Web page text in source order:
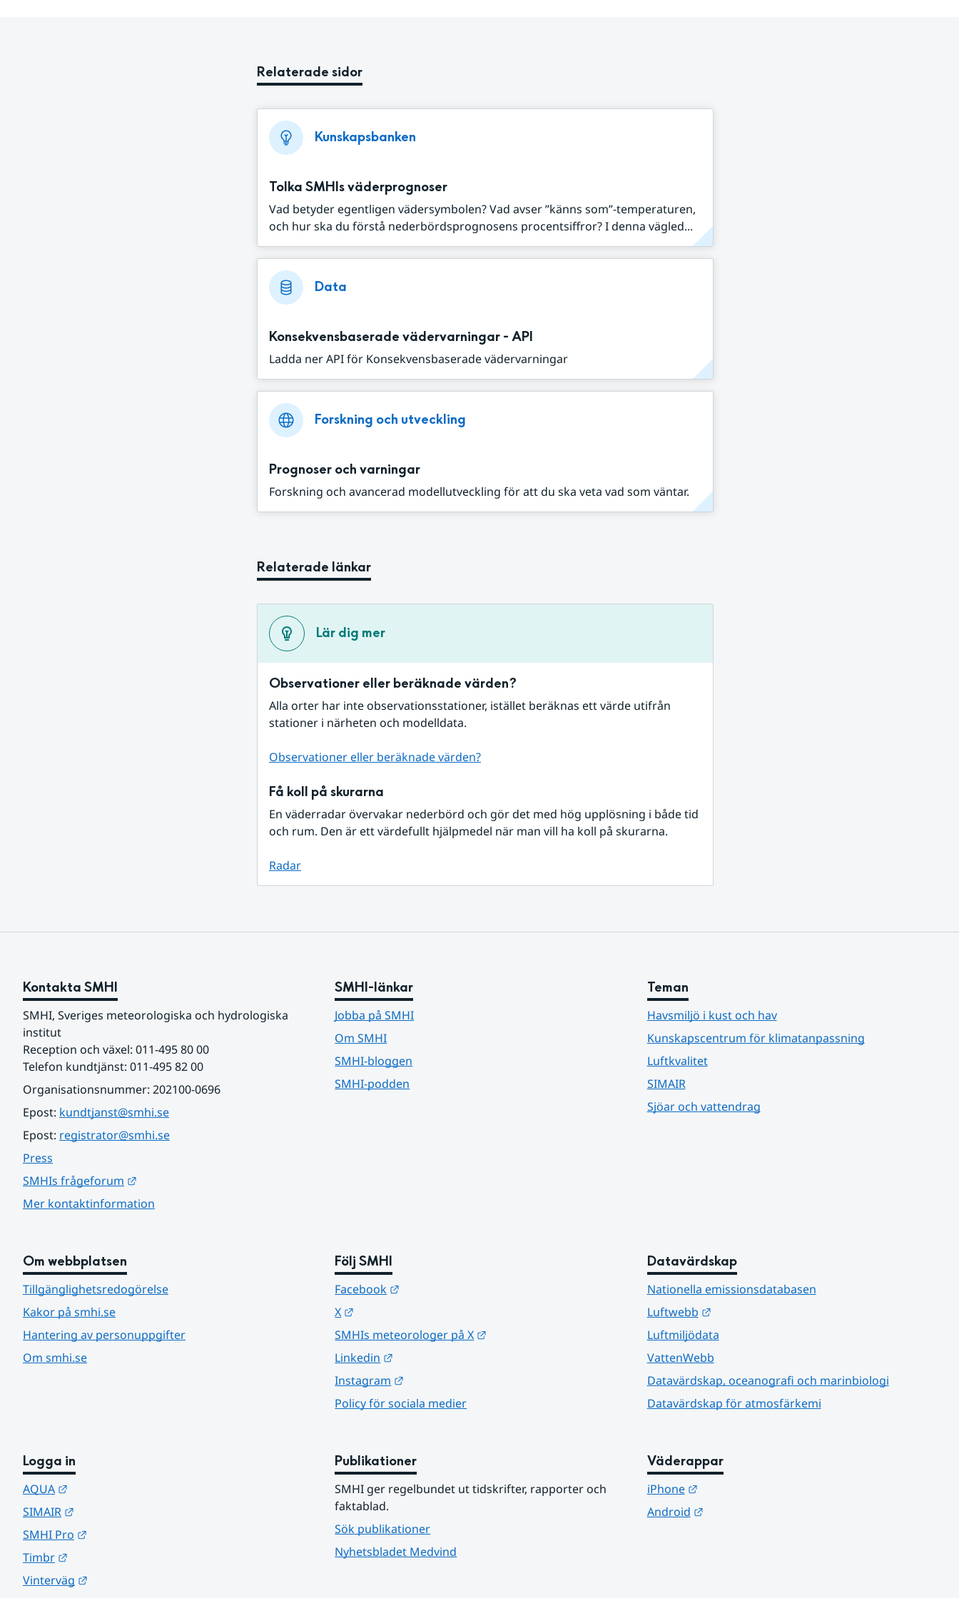
Relaterade sidor
Kunskapsbanken
Tolka SMHIs väderprognoser
Vad betyder egentligen vädersymbolen? Vad avser ”känns som”-temperaturen,
och hur ska du förstå nederbördsprognosens procentsiffror? I denna vägled...
Data
Konsekvensbaserade vädervarningar - API
Ladda ner API för Konsekvensbaserade vädervarningar
Forskning och utveckling
Prognoser och varningar
Forskning och avancerad modellutveckling för att du ska veta vad som väntar.
Relaterade länkar
Lär dig mer
Observationer eller beräknade värden?
Alla orter har inte observationsstationer, istället beräknas ett värde utifrån
stationer i närheten och modelldata.
Observationer eller beräknade värden?
Få koll på skurarna
En väderradar övervakar nederbörd och gör det med hög upplösning i både tid
och rum. Den är ett värdefullt hjälpmedel när man vill ha koll på skurarna.
Radar
Kontakta SMHI
SMHI, Sveriges meteorologiska och hydrologiska
institut
Reception och växel: 011-495 80 00
Telefon kundtjänst: 011-495 82 00
Organisationsnummer: 202100-0696
Epost: kundtjanst@smhi.se
Epost: registrator@smhi.se
Press
SMHIs frågeforum
Mer kontaktinformation
SMHI-länkar
Jobba på SMHI
Om SMHI
SMHI-bloggen
SMHI-podden
Teman
Havsmiljö i kust och hav
Kunskapscentrum för klimatanpassning
Luftkvalitet
SIMAIR
Sjöar och vattendrag
Om webbplatsen
Tillgänglighetsredogörelse
Kakor på smhi.se
Hantering av personuppgifter
Om smhi.se
Följ SMHI
Facebook
X
SMHIs meteorologer på X
Linkedin
Instagram
Policy för sociala medier
Datavärdskap
Nationella emissionsdatabasen
Luftwebb
Länk till annan webbplats.
Luftmiljödata
VattenWebb
Datavärdskap, oceanografi och marinbiologi
Datavärdskap för atmosfärkemi
Logga in
AQUA
SIMAIR
SMHI Pro
Timbr
Vinterväg
Publikationer
SMHI ger regelbundet ut tidskrifter, rapporter och
faktablad.
Sök publikationer
Nyhetsbladet Medvind
Väderappar
iPhone
Länk till annan webbplats.
Android
Länk till annan webbplats.